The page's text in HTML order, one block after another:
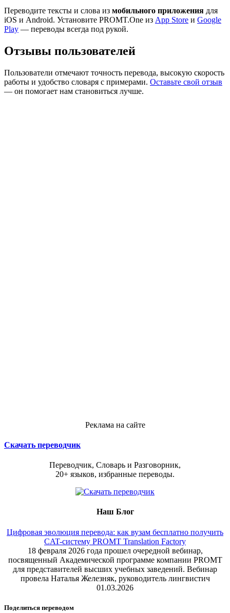
Переводите тексты и слова из мобильного приложения для
iOS и Android. Установите PROMT.One из App Store и Google
Play — переводы всегда под рукой.
Отзывы пользователей
Пользователи отмечают точность перевода, высокую скорость
работы и удобство словаря с примерами. Оставьте свой отзыв
— он помогает нам становиться лучше.
Реклама на сайте
Скачать переводчик
Переводчик, Словарь и Разговорник,
20+ языков, избранные переводы.
Наш Блог
Цифровая эволюция перевода: как вузам бесплатно получить
CAT-систему PROMT Translation Factory
18 февраля 2026 года прошел очередной вебинар,
посвященный Академической программе компании PROMT
для представителей высших учебных заведений. Вебинар
провела Наталья Железняк, руководитель лингвистич
01.03.2026
Поделиться переводом